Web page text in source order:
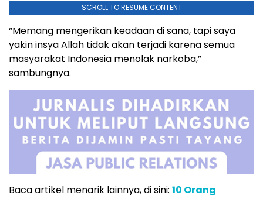
SCROLL TO RESUME CONTENT
“Memang mengerikan keadaan di sana, tapi saya
yakin insya Allah tidak akan terjadi karena semua
masyarakat Indonesia menolak narkoba,”
sambungnya.
Baca artikel menarik lainnya, di sini: 10 Orang